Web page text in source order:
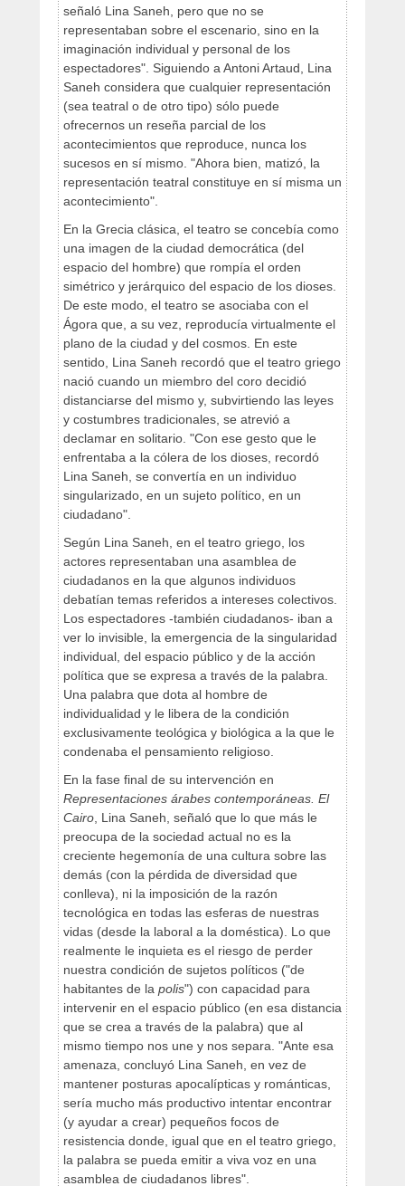
señaló Lina Saneh, pero que no se
representaban sobre el escenario, sino en la
imaginación individual y personal de los
espectadores". Siguiendo a Antoni Artaud, Lina
Saneh considera que cualquier representación
(sea teatral o de otro tipo) sólo puede
ofrecernos un reseña parcial de los
acontecimientos que reproduce, nunca los
sucesos en sí mismo. "Ahora bien, matizó, la
representación teatral constituye en sí misma un
acontecimiento".
En la Grecia clásica, el teatro se concebía como
una imagen de la ciudad democrática (del
espacio del hombre) que rompía el orden
simétrico y jerárquico del espacio de los dioses.
De este modo, el teatro se asociaba con el
Ágora que, a su vez, reproducía virtualmente el
plano de la ciudad y del cosmos. En este
sentido, Lina Saneh recordó que el teatro griego
nació cuando un miembro del coro decidió
distanciarse del mismo y, subvirtiendo las leyes
y costumbres tradicionales, se atrevió a
declamar en solitario. "Con ese gesto que le
enfrentaba a la cólera de los dioses, recordó
Lina Saneh, se convertía en un individuo
singularizado, en un sujeto político, en un
ciudadano".
Según Lina Saneh, en el teatro griego, los
actores representaban una asamblea de
ciudadanos en la que algunos individuos
debatían temas referidos a intereses colectivos.
Los espectadores -también ciudadanos- iban a
ver lo invisible, la emergencia de la singularidad
individual, del espacio público y de la acción
política que se expresa a través de la palabra.
Una palabra que dota al hombre de
individualidad y le libera de la condición
exclusivamente teológica y biológica a la que le
condenaba el pensamiento religioso.
En la fase final de su intervención en
Representaciones árabes contemporáneas. El
Cairo , Lina Saneh, señaló que lo que más le
preocupa de la sociedad actual no es la
creciente hegemonía de una cultura sobre las
demás (con la pérdida de diversidad que
conlleva), ni la imposición de la razón
tecnológica en todas las esferas de nuestras
vidas (desde la laboral a la doméstica). Lo que
realmente le inquieta es el riesgo de perder
nuestra condición de sujetos políticos ("de
habitantes de la polis") con capacidad para
intervenir en el espacio público (en esa distancia
que se crea a través de la palabra) que al
mismo tiempo nos une y nos separa. "Ante esa
amenaza, concluyó Lina Saneh, en vez de
mantener posturas apocalípticas y románticas,
sería mucho más productivo intentar encontrar
(y ayudar a crear) pequeños focos de
resistencia donde, igual que en el teatro griego,
la palabra se pueda emitir a viva voz en una
asamblea de ciudadanos libres".